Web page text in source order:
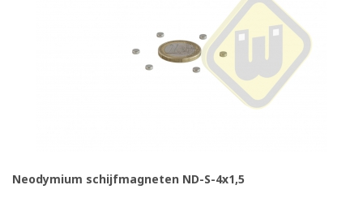
Neodymium schijfmagneten ND-S-4x1,5